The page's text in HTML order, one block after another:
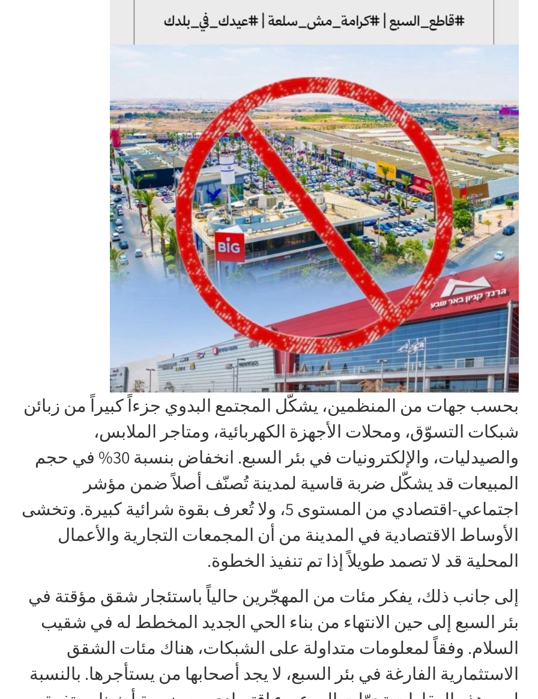
بحسب جهات من المنظمين، يشكّل المجتمع البدوي جزءاً كبيراً من زبائن
شبكات التسوّق، ومحلات الأجهزة الكهربائية، ومتاجر الملابس،
والصيدليات، والإلكترونيات في بئر السبع. انخفاض بنسبة 30% في حجم
المبيعات قد يشكّل ضربة قاسية لمدينة تُصنّف أصلاً ضمن مؤشر
اجتماعي-اقتصادي من المستوى 5، ولا تُعرف بقوة شرائية كبيرة. وتخشى
الأوساط الاقتصادية في المدينة من أن المجمعات التجارية والأعمال
المحلية قد لا تصمد طويلاً إذا تم تنفيذ الخطوة.
إلى جانب ذلك، يفكر مئات من المهجّرين حالياً باستئجار شقق مؤقتة في
بئر السبع إلى حين الانتهاء من بناء الحي الجديد المخطط له في شقيب
السلام. وفقاً لمعلومات متداولة على الشبكات، هناك مئات الشقق
الاستثمارية الفارغة في بئر السبع، لا يجد أصحابها من يستأجرها. بالنسبة